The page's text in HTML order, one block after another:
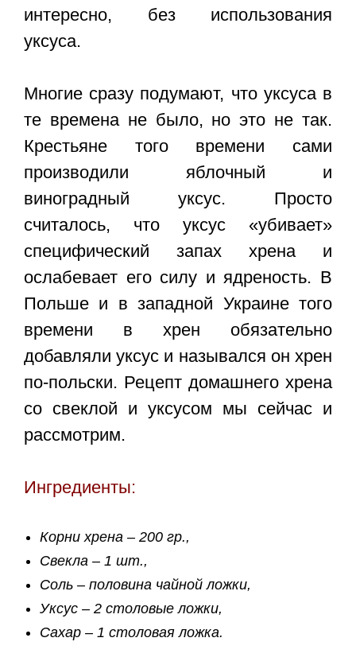
интересно, без использования
уксуса.
Многие сразу подумают, что уксуса в
те времена не было, но это не так.
Крестьяне того времени сами
производили яблочный и
виноградный уксус. Просто
считалось, что уксус «убивает»
специфический запах хрена и
ослабевает его силу и ядреность. В
Польше и в западной Украине того
времени в хрен обязательно
добавляли уксус и назывался он хрен
по-польски. Рецепт домашнего хрена
со свеклой и уксусом мы сейчас и
рассмотрим.
Ингредиенты:
Корни хрена – 200 гр.,
Свекла – 1 шт.,
Соль – половина чайной ложки,
Уксус – 2 столовые ложки,
Сахар – 1 столовая ложка.